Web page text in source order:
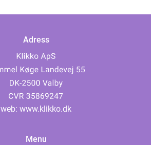
Adress
web: www.klikko.dk
Menu